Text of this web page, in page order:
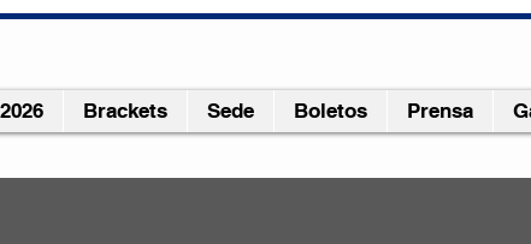
Brackets Sede Boletos Prensa